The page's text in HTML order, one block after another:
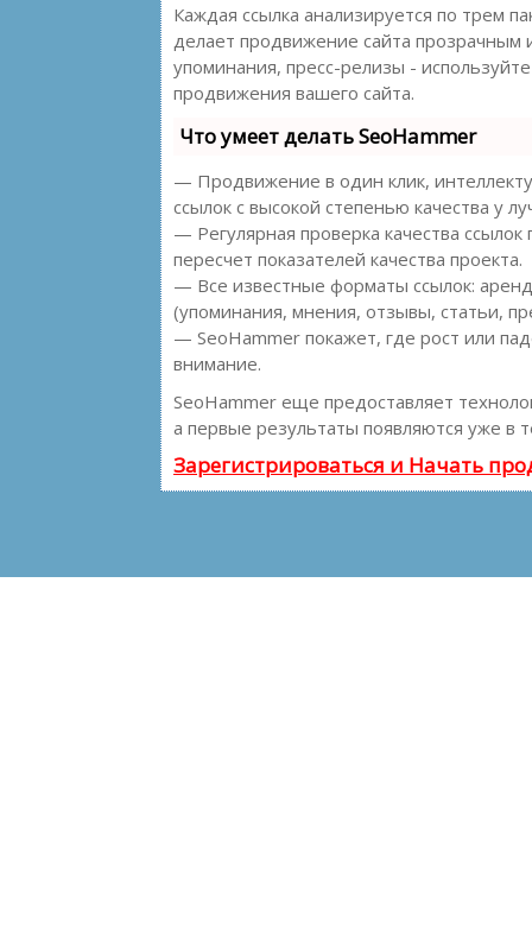
Каждая ссылка анализируется по трем
делает продвижение сайта прозрачным
упоминания, пресс-релизы -
продвижения вашего сайта.
Что умеет делать SeoHammer
— Продвижение в один клик,
ссылок с высокой степенью качества у
— Регулярная проверка качества
пересчет показателей качества проекта.
— Все известные форматы ссылок:
(упоминания, мнения, отзывы, статьи,
— SeoHammer покажет, где рост или
внимание.
SeoHammer еще предоставляет
а первые результаты появляются уже в
Зарегистрироваться и Начать